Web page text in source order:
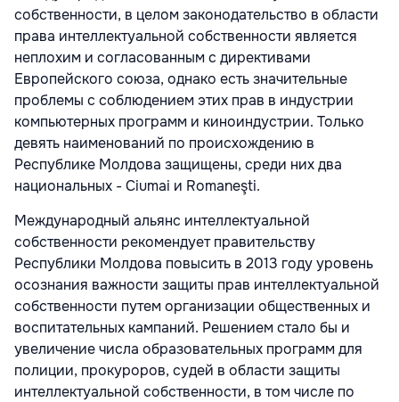
собственности, в целом законодательство в области
права интеллектуальной собственности является
неплохим и согласованным с директивами
Европейского союза, однако есть значительные
проблемы с соблюдением этих прав в индустрии
компьютерных программ и киноиндустрии. Только
девять наименований по происхождению в
Республике Молдова защищены, среди них два
национальных - Ciumai и Romaneşti.
Международный альянс интеллектуальной
собственности рекомендует правительству
Республики Молдова повысить в 2013 году уровень
осознания важности защиты прав интеллектуальной
собственности путем организации общественных и
воспитательных кампаний. Решением стало бы и
увеличение числа образовательных программ для
полиции, прокуроров, судей в области защиты
интеллектуальной собственности, в том числе по